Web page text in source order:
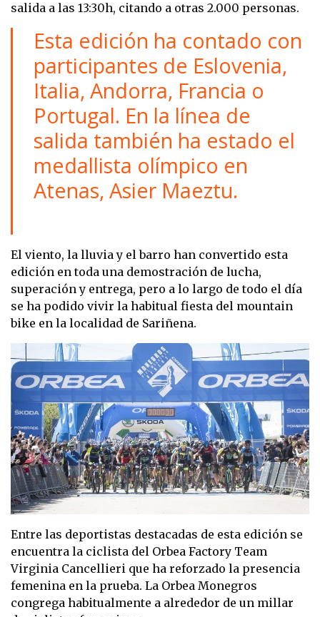
salida a las 13:30h, citando a otras 2.000 personas.
Esta edición ha contado con
participantes de Eslovenia,
Italia, Andorra, Francia o
Portugal. En la línea de
salida también ha estado el
medallista olímpico en
Atenas, Asier Maeztu.
El viento, la lluvia y el barro han convertido esta
edición en toda una demostración de lucha,
superación y entrega, pero a lo largo de todo el día
se ha podido vivir la habitual fiesta del mountain
bike en la localidad de Sariñena.
Entre las deportistas destacadas de esta edición se
encuentra la ciclista del Orbea Factory Team
Virginia Cancellieri que ha reforzado la presencia
femenina en la prueba. La Orbea Monegros
congrega habitualmente a alrededor de un millar